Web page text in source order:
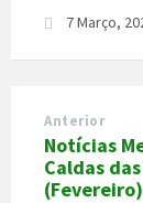
7 Março,
Anterior
Notícias
Caldas
(Fevereiro)